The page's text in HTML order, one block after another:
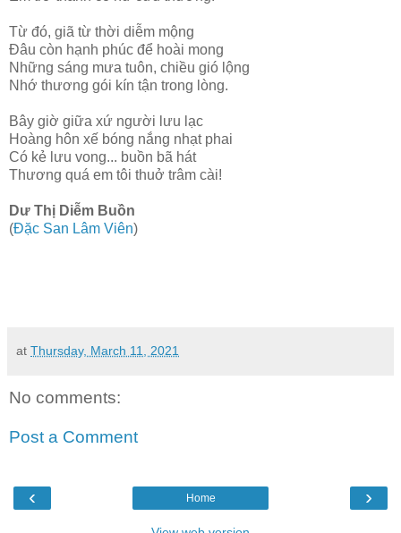
Từ đó, giã từ thời diễm mộng
Đâu còn hạnh phúc để hoài mong
Những sáng mưa tuôn, chiều gió lộng
Nhớ thương gói kín tận trong lòng.
Bây giờ giữa xứ người lưu lạc
Hoàng hôn xế bóng nắng nhạt phai
Có kẻ lưu vong... buồn bã hát
Thương quá em tôi thuở trâm cài!
Dư Thị Diễm Buồn
(Đặc San Lâm Viên)
at Thursday, March 11, 2021
No comments:
Post a Comment
‹ ›
Home